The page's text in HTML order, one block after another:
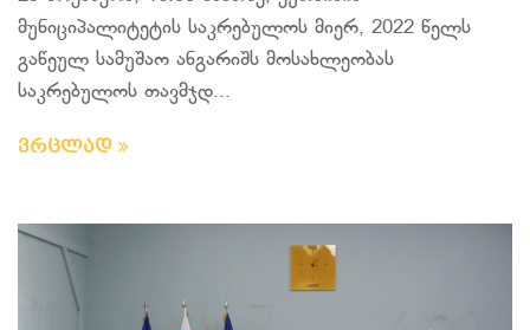
მუნიციპალიტეტის საკრებულოს მიერ, 2022 წელს
გაწეულ სამუშაო ანგარიშს მოსახლეობას
საკრებულოს თავმჯდ...
ვრცლად